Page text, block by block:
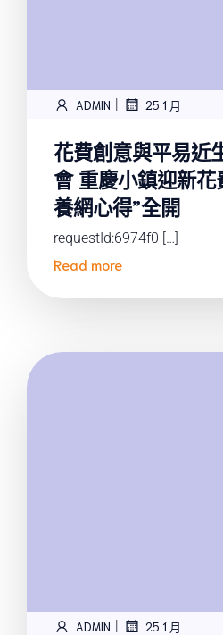
ADMIN | 25 1 月
花費創意與平易近
會 重慶小鎮迎新花
養網心得”全開
requestId:6974f0 […]
Read more
ADMIN | 25 1 月